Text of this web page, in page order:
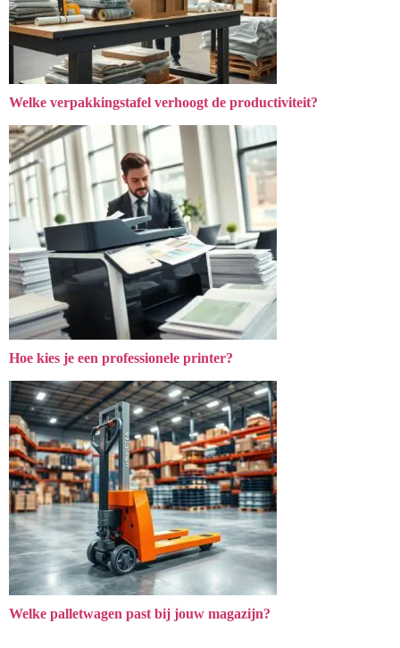
Welke verpakkingstafel verhoogt de productiviteit?
Hoe kies je een professionele printer?
Welke palletwagen past bij jouw magazijn?